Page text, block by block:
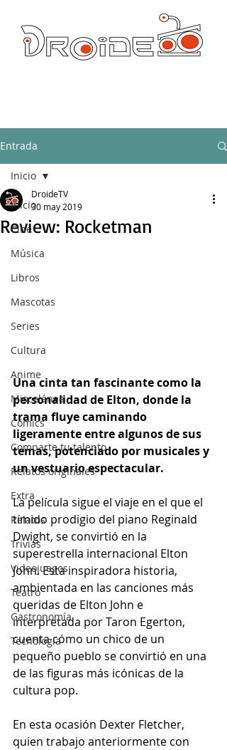
Entrada
Inicio
Cine
Música
Libros
Mascotas
Series
Cultura
Anime
Miscelánea
Cómics
Comparte tu talento
Relatos originales
Extra
Relatos
Trivias
Videojuegos
Teatro
Gastronomía
Tecnología
Inicio
Review: Rocketman
DroideTV
30 may 2019
Una cinta tan fascinante como la
personalidad de Elton, donde la
trama fluye caminando
ligeramente entre algunos de sus
temas, potenciado por musicales y
un vestuario espectacular.
La película sigue el viaje en el que el
tímido prodigio del piano Reginald
Dwight, se convirtió en la
superestrella internacional Elton
John. Esta inspiradora historia,
ambientada en las canciones más
queridas de Elton John e
interpretada por Taron Egerton,
cuenta cómo un chico de un
pequeño pueblo se convirtió en una
de las figuras más icónicas de la
cultura pop.
En esta ocasión Dexter Fletcher,
quien trabajo anteriormente con